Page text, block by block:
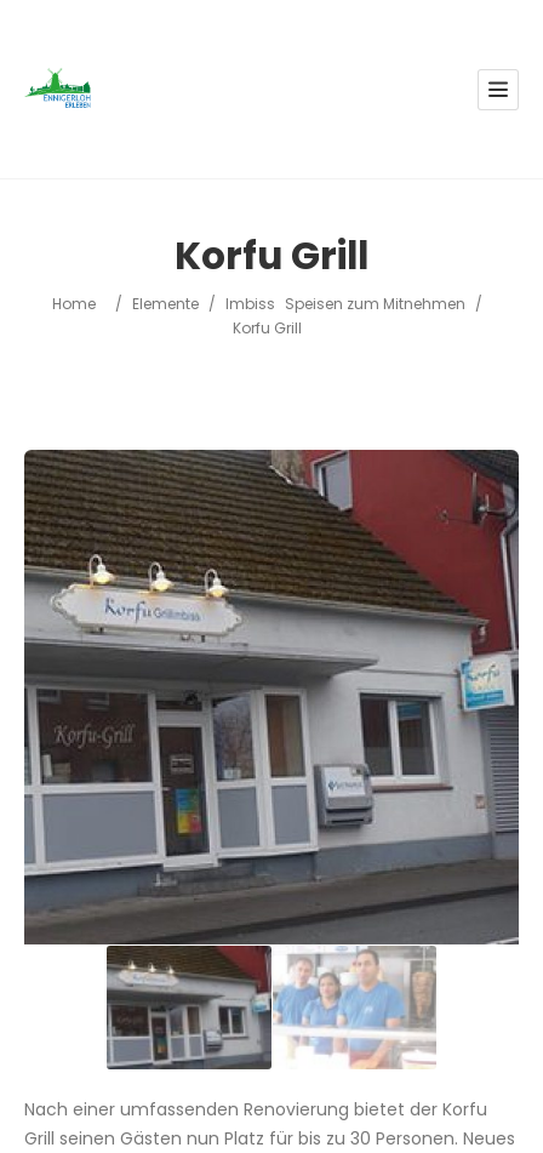
Korfu Grill
Home / Elemente / Imbiss Speisen zum Mitnehmen /
Korfu Grill
Nach einer umfassenden Renovierung bietet der Korfu
Grill seinen Gästen nun Platz für bis zu 30 Personen. Neues